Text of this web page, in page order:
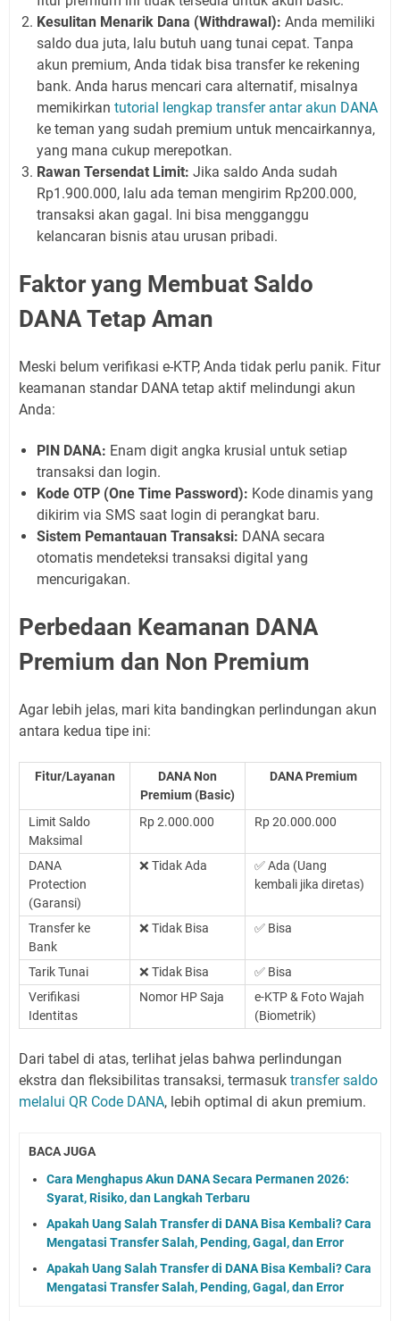
Kesulitan Menarik Dana (Withdrawal): Anda memiliki
saldo dua juta, lalu butuh uang tunai cepat. Tanpa
akun premium, Anda tidak bisa transfer ke rekening
bank. Anda harus mencari cara alternatif, misalnya
memikirkan tutorial lengkap transfer antar akun DANA
ke teman yang sudah premium untuk mencairkannya,
yang mana cukup merepotkan.
Rawan Tersendat Limit: Jika saldo Anda sudah
Rp1.900.000, lalu ada teman mengirim Rp200.000,
transaksi akan gagal. Ini bisa mengganggu
kelancaran bisnis atau urusan pribadi.
Faktor yang Membuat Saldo
DANA Tetap Aman
Meski belum verifikasi e-KTP, Anda tidak perlu panik. Fitur
keamanan standar DANA tetap aktif melindungi akun
Anda:
PIN DANA: Enam digit angka krusial untuk setiap
transaksi dan login.
Kode OTP (One Time Password): Kode dinamis yang
dikirim via SMS saat login di perangkat baru.
Sistem Pemantauan Transaksi: DANA secara
otomatis mendeteksi transaksi digital yang
mencurigakan.
Perbedaan Keamanan DANA
Premium dan Non Premium
Agar lebih jelas, mari kita bandingkan perlindungan akun
antara kedua tipe ini:
Fitur/Layanan
DANA Non
Premium (Basic)
DANA Premium
Limit Saldo
Maksimal
Rp 2.000.000 Rp 20.000.000
DANA
Protection
(Garansi)
❌ Tidak Ada
✅ Ada (Uang
kembali jika diretas)
Transfer ke
Bank
❌ Tidak Bisa ✅ Bisa
Tarik Tunai ❌ Tidak Bisa
✅ Bisa
Verifikasi
Identitas
Nomor HP Saja
e-KTP & Foto Wajah
(Biometrik)
Dari tabel di atas, terlihat jelas bahwa perlindungan
ekstra dan fleksibilitas transaksi, termasuk transfer saldo
melalui QR Code DANA, lebih optimal di akun premium.
BACA JUGA
Cara Menghapus Akun DANA Secara Permanen 2026:
Syarat, Risiko, dan Langkah Terbaru
Apakah Uang Salah Transfer di DANA Bisa Kembali? Cara
Mengatasi Transfer Salah, Pending, Gagal, dan Error
Apakah Uang Salah Transfer di DANA Bisa Kembali? Cara
Mengatasi Transfer Salah, Pending, Gagal, dan Error